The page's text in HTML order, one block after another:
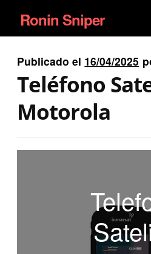
Ir
a
la
navegación
Ir
al
contenido
Ronin Sniper
EQUIPAMIENTO ÉLITE
Publicado el 16/04/2025
Teléfono
Motorola